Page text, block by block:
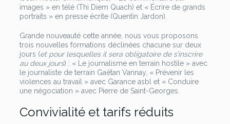
images » en télé (Thi Diem Quach) et « Écrire de grands
portraits » en presse écrite (Quentin Jardon).
Grande nouveauté cette année, nous vous proposons
trois nouvelles formations déclinées chacune sur deux
jours (et pour lesquelles il sera obligatoire de s’inscrire
au deux jours) : « Le journalisme en terrain hostile » avec
le journaliste de terrain Gaëtan Vannay, « Prévenir les
violences au travail » avec Garance asbl et « Conduire
une négociation » avec Pierre de Saint-Georges.
Convivialité et tarifs réduits